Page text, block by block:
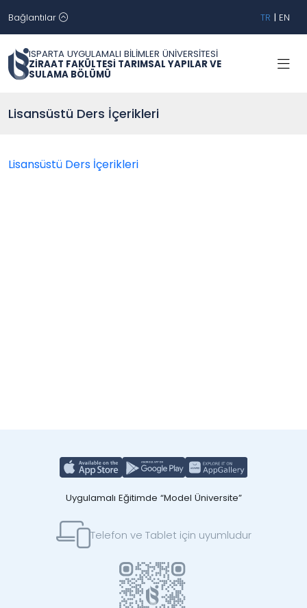
Bağlantılar TR | EN
ISPARTA UYGULAMALI BİLİMLER ÜNİVERSİTESİ
ZİRAAT FAKÜLTESİ TARIMSAL YAPILAR VE
SULAMA BÖLÜMÜ
Lisansüstü Ders İçerikleri
Lisansüstü Ders İçerikleri
Uygulamalı Eğitimde “Model Üniversite”
Telefon ve Tablet için uyumludur